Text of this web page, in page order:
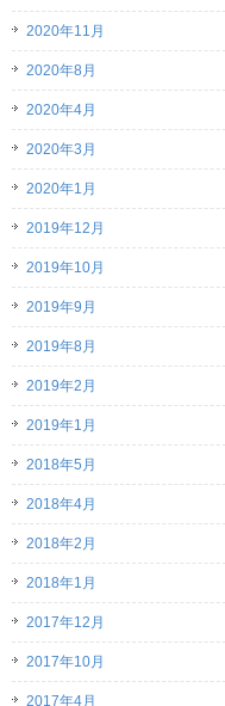
2020年11月
2020年8月
2020年4月
2020年3月
2020年1月
2019年12月
2019年10月
2019年9月
2019年8月
2019年2月
2019年1月
2018年5月
2018年4月
2018年2月
2018年1月
2017年12月
2017年10月
2017年4月